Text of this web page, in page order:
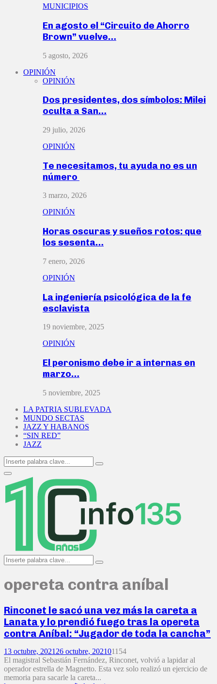
MUNICIPIOS
En agosto el “Circuito de Ahorro
Brown” vuelve…
5 agosto, 2026
OPINIÓN
OPINIÓN
Dos presidentes, dos símbolos: Milei
oculta a San…
29 julio, 2026
OPINIÓN
Te necesitamos, tu ayuda no es un
número
3 marzo, 2026
OPINIÓN
Horas oscuras y sueños rotos: que
los sesenta…
7 enero, 2026
OPINIÓN
La ingeniería psicológica de la fe
esclavista
19 noviembre, 2025
OPINIÓN
El peronismo debe ir a internas en
marzo…
5 noviembre, 2025
LA PATRIA SUBLEVADA
MUNDO SECTAS
JAZZ Y HABANOS
“SIN RED”
JAZZ
Search
for:
Search
Primary
Menu
Search
for:
Search
opereta contra aníbal
Rinconet le sacó una vez más la careta a
Lanata y lo prendió fuego tras la opereta
contra Aníbal: “Jugador de toda la cancha”
13 octubre, 2021 26 octubre, 202101154
El magistral Sebastián Fernández, Rinconet, volvió a lapidar al
operador estrella de Magnetto. Esta vez solo realizó un ejercicio de
memoria para sacarle la careta...